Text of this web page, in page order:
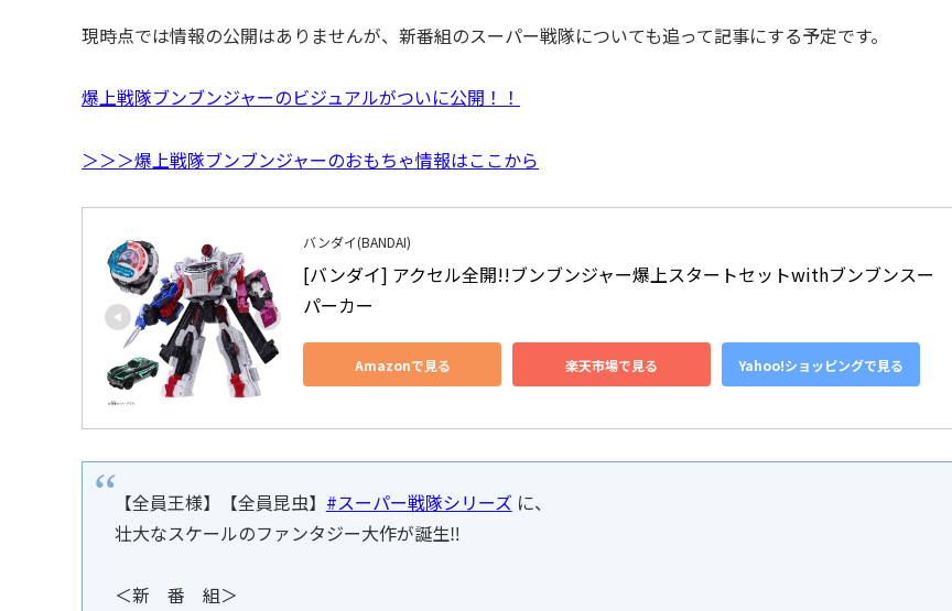
現時点では情報の公開はありませんが、新番組のスーパー戦隊についても追って記事にする予定です。
爆上戦隊ブンブンジャーのビジュアルがついに公開！！
＞＞＞爆上戦隊ブンブンジャーのおもちゃ情報はここから
バンダイ(BANDAI)
[バンダイ] アクセル全開!!ブンブンジャー爆上スタートセットwithブンブンスー
パーカー
Amazonで見る 楽天市場で見る Yahoo!ショッピングで見る
【全員王様】【全員昆虫】 #スーパー戦隊シリーズ に、
壮大なスケールのファンタジー大作が誕生‼️
＜新 番 組＞